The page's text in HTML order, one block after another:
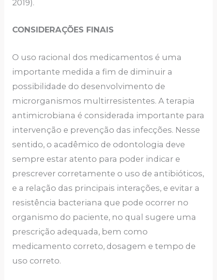
2019).
CONSIDERAÇÕES FINAIS
O uso racional dos medicamentos é uma
importante medida a fim de diminuir a
possibilidade do desenvolvimento de
microrganismos multirresistentes. A terapia
antimicrobiana é considerada importante para
intervenção e prevenção das infecções. Nesse
sentido, o acadêmico de odontologia deve
sempre estar atento para poder indicar e
prescrever corretamente o uso de antibióticos,
e a relação das principais interações, e evitar a
resistência bacteriana que pode ocorrer no
organismo do paciente, no qual sugere uma
prescrição adequada, bem como
medicamento correto, dosagem e tempo de
uso correto.